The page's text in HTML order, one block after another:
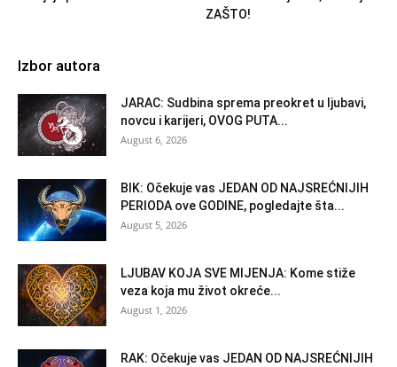
ZAŠTO!
Izbor autora
JARAC: Sudbina sprema preokret u ljubavi,
novcu i karijeri, OVOG PUTA...
August 6, 2026
BIK: Očekuje vas JEDAN OD NAJSREĆNIJIH
PERIODA ove GODINE, pogledajte šta...
August 5, 2026
LJUBAV KOJA SVE MIJENJA: Kome stiže
veza koja mu život okreće...
August 1, 2026
RAK: Očekuje vas JEDAN OD NAJSREĆNIJIH